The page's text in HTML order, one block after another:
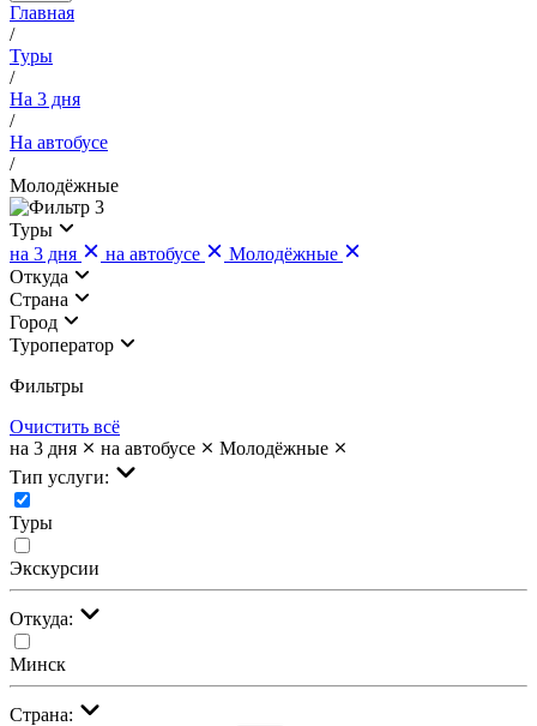
Главная
/
Туры
/
На 3 дня
/
На автобусе
/
Молодёжные
3
Туры
на 3 дня
на автобусе
Молодёжные
Откуда
Страна
Город
Туроператор
Фильтры
Очистить всё
на 3 дня
на автобусе
Молодёжные
Тип услуги:
Туры
Экскурсии
Откуда:
Минск
Страна: